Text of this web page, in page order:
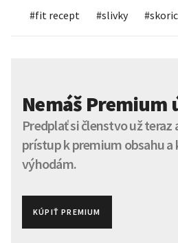
#fit recept #slivky #
Nemáš Premium
Predplať si členstvo už teraz
prístup k premium obsahu a
výhodám.
KÚPIŤ PREMIUM